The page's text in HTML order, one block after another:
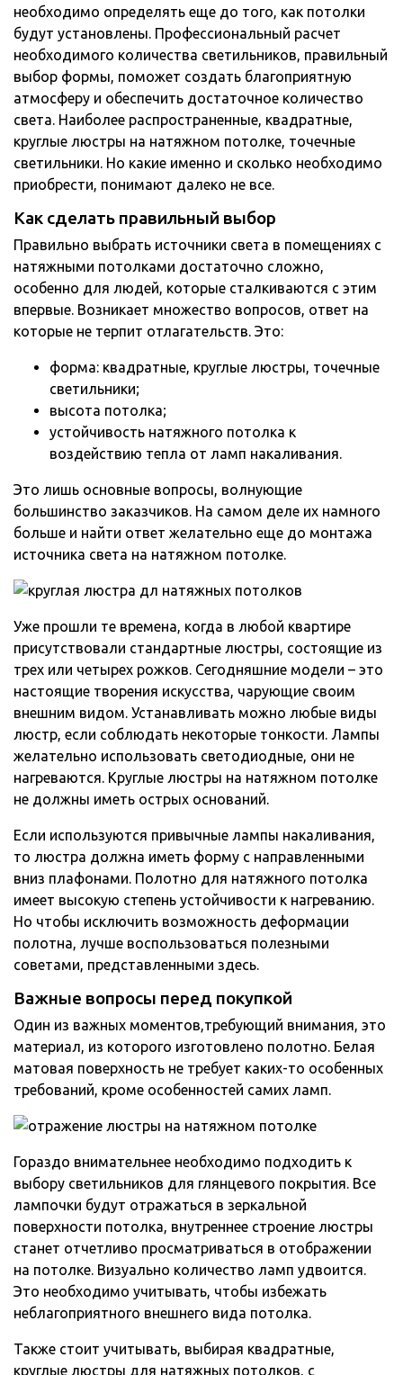
необходимо определять еще до того, как потолки
будут установлены. Профессиональный расчет
необходимого количества светильников, правильный
выбор формы, поможет создать благоприятную
атмосферу и обеспечить достаточное количество
света. Наиболее распространенные, квадратные,
круглые люстры на натяжном потолке, точечные
светильники. Но какие именно и сколько необходимо
приобрести, понимают далеко не все.
Как сделать правильный выбор
Правильно выбрать источники света в помещениях с
натяжными потолками достаточно сложно,
особенно для людей, которые сталкиваются с этим
впервые. Возникает множество вопросов, ответ на
которые не терпит отлагательств. Это:
форма: квадратные, круглые люстры, точечные
светильники;
высота потолка;
устойчивость натяжного потолка к
воздействию тепла от ламп накаливания.
Это лишь основные вопросы, волнующие
большинство заказчиков. На самом деле их намного
больше и найти ответ желательно еще до монтажа
источника света на натяжном потолке.
Уже прошли те времена, когда в любой квартире
присутствовали стандартные люстры, состоящие из
трех или четырех рожков. Сегодняшние модели – это
настоящие творения искусства, чарующие своим
внешним видом. Устанавливать можно любые виды
люстр, если соблюдать некоторые тонкости. Лампы
желательно использовать светодиодные, они не
нагреваются. Круглые люстры на натяжном потолке
не должны иметь острых оснований.
Если используются привычные лампы накаливания,
то люстра должна иметь форму с направленными
вниз плафонами. Полотно для натяжного потолка
имеет высокую степень устойчивости к нагреванию.
Но чтобы исключить возможность деформации
полотна, лучше воспользоваться полезными
советами, представленными здесь.
Важные вопросы перед покупкой
Один из важных моментов,требующий внимания, это
материал, из которого изготовлено полотно. Белая
матовая поверхность не требует каких-то особенных
требований, кроме особенностей самих ламп.
Гораздо внимательнее необходимо подходить к
выбору светильников для глянцевого покрытия. Все
лампочки будут отражаться в зеркальной
поверхности потолка, внутреннее строение люстры
станет отчетливо просматриваться в отображении
на потолке. Визуально количество ламп удвоится.
Это необходимо учитывать, чтобы избежать
неблагоприятного внешнего вида потолка.
Также стоит учитывать, выбирая квадратные,
круглые люстры для натяжных потолков, с